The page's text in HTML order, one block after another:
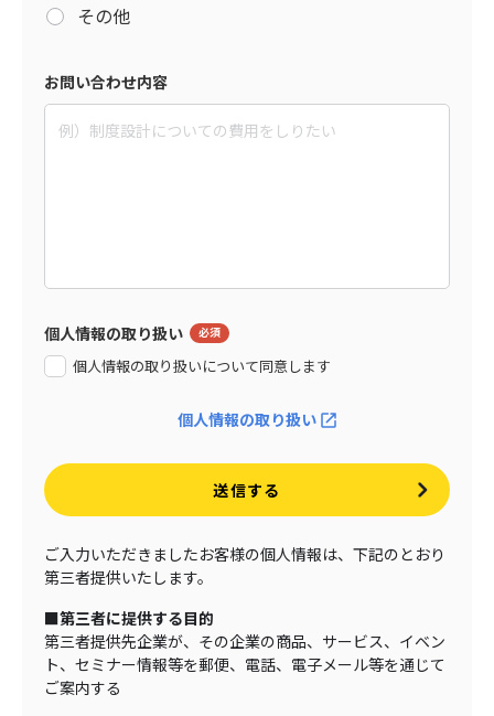
その他
お問い合わせ内容
個人情報の取り扱い
個人情報の取り扱いについて同意します
個人情報の取り扱い
送信する
ご入力いただきましたお客様の個人情報は、下記のとおり
第三者提供いたします。
■第三者に提供する目的
第三者提供先企業が、その企業の商品、サービス、イベン
ト、セミナー情報等を郵便、電話、電子メール等を通じて
ご案内する